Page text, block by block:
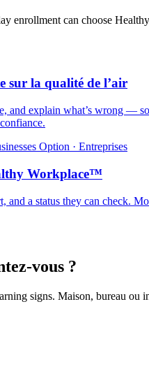
enrollment can choose
sur la qualité de l’air
and explain what’s wrong —
Option · Entreprises
Workplace™
a status they can check.
vous ?
signs. Maison, bureau ou